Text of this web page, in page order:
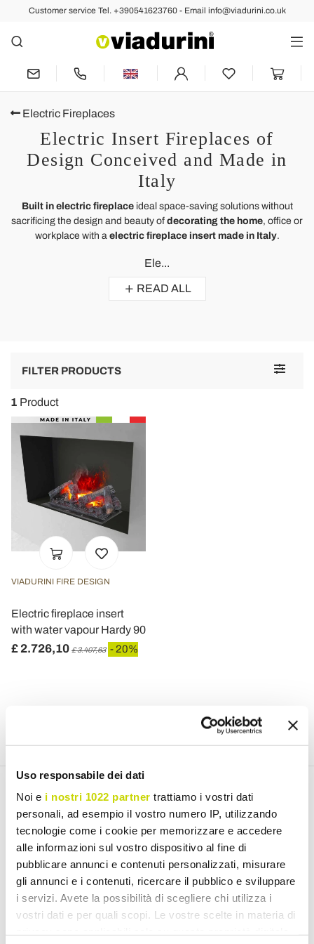
Uso responsabile dei dati
Noi e i nostri 1022 partner trattiamo i vostri dati
personali, ad esempio il vostro numero IP, utilizzando
tecnologie come i cookie per memorizzare e accedere
alle informazioni sul vostro dispositivo al fine di
pubblicare annunci e contenuti personalizzati, misurare
gli annunci e i contenuti, ricercare il pubblico e sviluppare
i servizi. Avete la possibilità di scegliere chi utilizza i
vostri dati e per quali scopi. Le vostre scelte in materia di
Customer service Tel. +390541623760 - Email info@viadurini.co.uk
Electric Fireplaces
Electric Insert Fireplaces of
Design Conceived and Made in
Italy
Built in electric fireplaceideal space-saving solutions without
sacrificing the design and beauty of decorating the home, office or
workplace with a electric fireplace insert made in Italy.
Ele...
READ ALL
Toggle
FILTER PRODUCTS
1 Product
VIADURINI FIRE DESIGN
Electric fireplace insert
with water vapour Hardy 90
£ 2.726,10 £ 3.407,63 - 20%
Email Newsletter
Subscribe to our newsletter
I have read and accept the Terms of use of personal data